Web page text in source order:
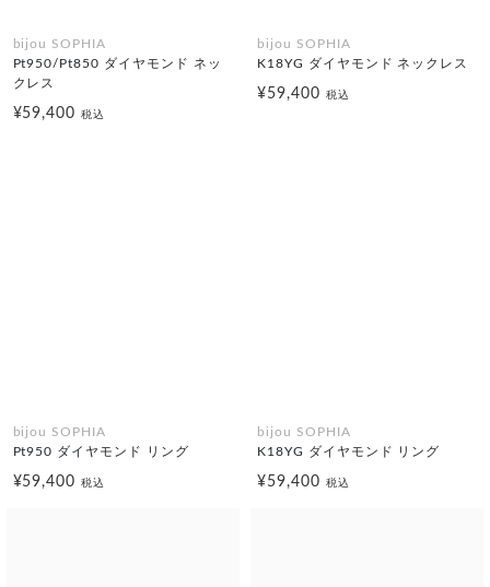
bijou SOPHIA
Pt950/Pt850 ダイヤモンド ネッ
クレス
¥59,400税込
bijou SOPHIA
K18YG ダイヤモンド ネックレス
¥59,400 税込
bijou SOPHIA
Pt950 ダイヤモンド リング
¥59,400税込
bijou SOPHIA
K18YG ダイヤモンド リング
¥59,400 税込